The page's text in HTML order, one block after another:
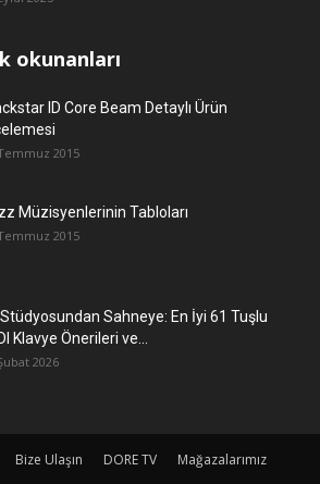
okunanları
ID Core Beam Detaylı Ürün
2015
Müzisyenlerinin Tabloları
2015
Stüdyosundan Sahneye: En İyi 61 Tuşlu
Klavye Önerileri ve...
2026
Bize Ulaşın DORE TV Mağazalarımız